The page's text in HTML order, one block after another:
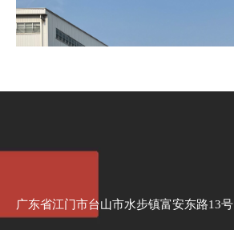
广东省江门市台山市水步镇富安东路13号